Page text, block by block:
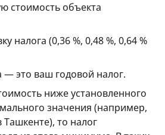
стоимость объекта
налога (0,36 %, 0,48 %, 0,64 %
это ваш годовой налог.
ниже установленного
значения (например,
Ташкенте), то налог